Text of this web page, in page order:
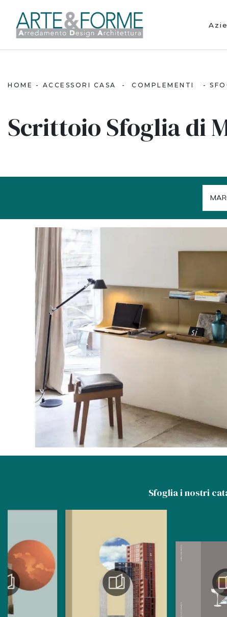
HOME - ACCESSORI CASA - COMPLEMENTI -
Scrittoio Sfoglia di
Sfoglia i nostri